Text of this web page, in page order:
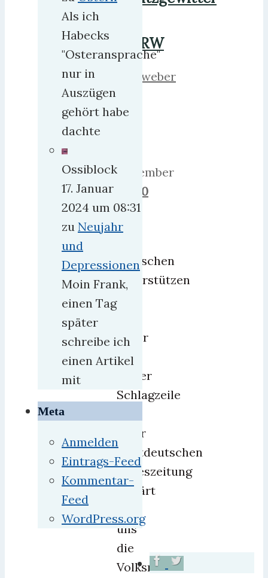
NRW
herrweber
Juli
Dezember
0
15
Menschen
unterstützen
Jagd
Raser
Mit
dieser
Schlagzeile
einer
westdeutschen
Tageszeitung
erklärt
uns
die
Volksnähe
Als ich
Habecks
"Osteransprache"
nur in
Auszügen
gehört habe
dachte
Ossiblock
17. Januar
2024 um 08:31
zu Neujahr
und
Depressionen
Moin Frank,
einen Tag
später
schreibe ich
einen Artikel
mit
Meta
Anmelden
Eintrags-Feed
Kommentar-
Feed
WordPress.org